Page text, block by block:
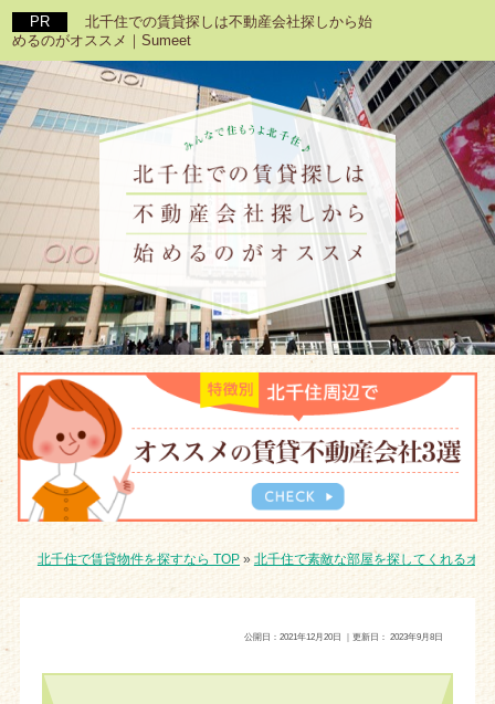
北千住での賃貸探しは不動産会社探しから始
めるのがオススメ｜Sumeet
北千住で賃貸物件を探すなら TOP» 北千住で素敵な部屋を探してくれるオ
公開日： 2021年12月20日 ｜更新日： 2023年9月8日